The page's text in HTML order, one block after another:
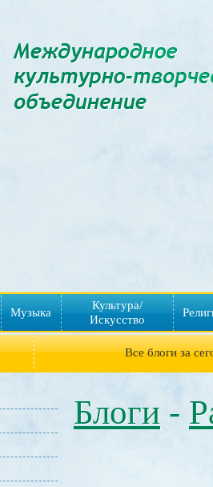
Музыка
Культура/
Искусство
Все блоги за
Блоги -